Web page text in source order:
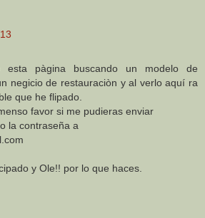
esta pàgina buscando un modelo de
negicio de restauraciòn y al verlo aquí ra
que he flipado.
favor si me pudieras enviar
la contraseña a
y Ole!! por lo que haces.